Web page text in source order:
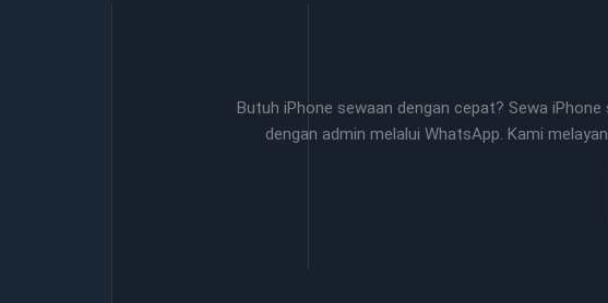
Butuh iPhone sewaan dengan cepat? Sewa
dengan admin melalui WhatsApp. Kami